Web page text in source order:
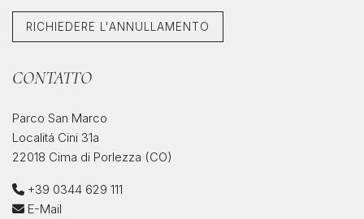
RICHIEDERE L'ANNULLAMENTO
CONTATTO
Parco San Marco
Localitá Cini 31a
22018 Cima di Porlezza (CO)
+39 0344 629 111
E-Mail